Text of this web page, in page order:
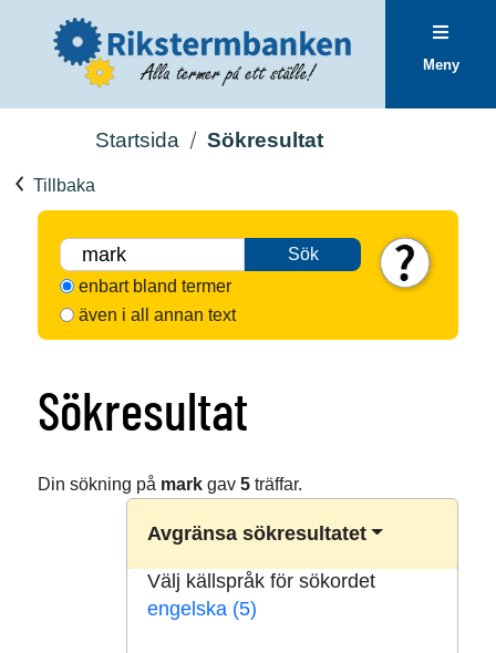
Meny
Startsida Sökresultat
Tillbaka
Sök
enbart bland termer
även i all annan text
Sökresultat
Din sökning på markgav 5träffar.
Avgränsa sökresultatet
Välj källspråk för sökordet
engelska (5)